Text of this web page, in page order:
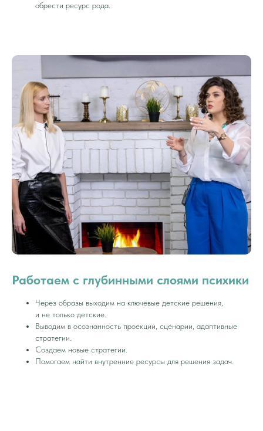
обрести ресурс рода.
Работаем с глубинными слоями психики
Через образы выходим на ключевые детские решения,
и не только детские.
Выводим в осознанность проекции, сценарии, адаптивные
стратегии.
Создаем новые стратегии.
Помогаем найти внутренние ресурсы для решения задач.